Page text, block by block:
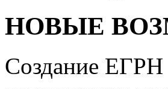
НОВЫЕ
Создание ЕГРН